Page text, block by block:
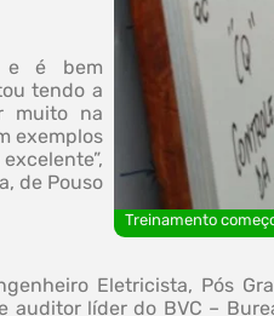
Treinamento
e é bem
tendo a
muito na
exemplos
de Pouso
Eletricista, Pós
auditor líder do BVC –